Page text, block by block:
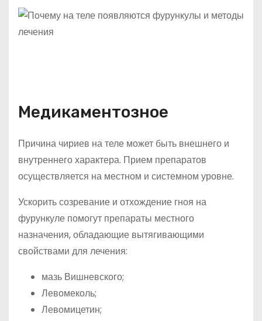
Медикаментозное
Причина чириев на теле может быть внешнего и
внутреннего характера. Прием препаратов
осуществляется на местном и системном уровне.
Ускорить созревание и отхождение гноя на
фурункуле помогут препараты местного
назначения, обладающие вытягивающими
свойствами для лечения:
мазь Вишневского;
Левомеколь;
Левомицетин;